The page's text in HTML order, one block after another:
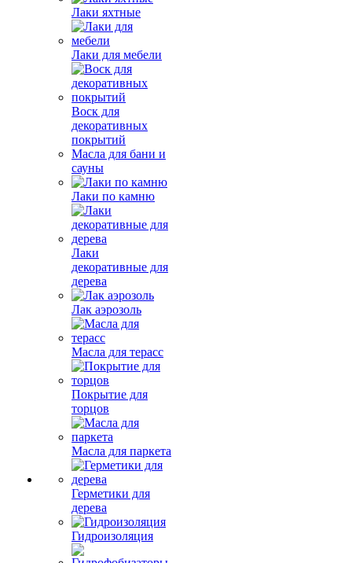
Лаки яхтные
Лаки для мебели
Воск для
декоративных
покрытий
Масла для бани и
сауны
Лаки по камню
Лаки
декоративные для
дерева
Лак аэрозоль
Масла для терасс
Покрытие для
торцов
Масла для паркета
Герметики для
дерева
Гидроизоляция